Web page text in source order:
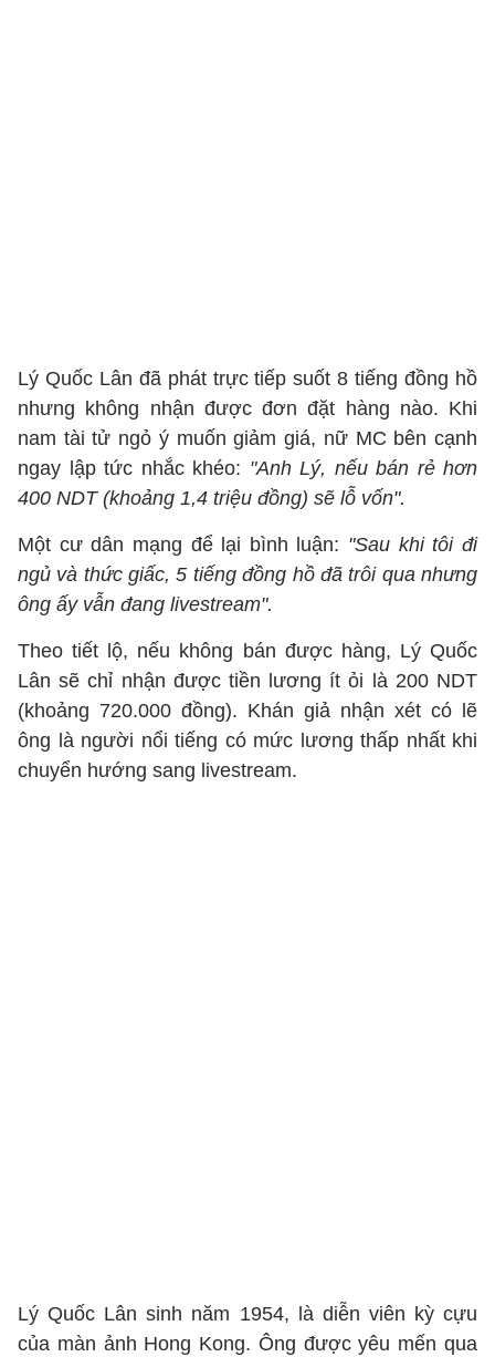
Lý Quốc Lân đã phát trực tiếp suốt 8 tiếng đồng hồ
nhưng không nhận được đơn đặt hàng nào. Khi
nam tài tử ngỏ ý muốn giảm giá, nữ MC bên cạnh
ngay lập tức nhắc khéo: "Anh Lý, nếu bán rẻ hơn
400 NDT (khoảng 1,4 triệu đồng) sẽ lỗ vốn".
Một cư dân mạng để lại bình luận: "Sau khi tôi đi
ngủ và thức giấc, 5 tiếng đồng hồ đã trôi qua nhưng
ông ấy vẫn đang livestream".
Theo tiết lộ, nếu không bán được hàng, Lý Quốc
Lân sẽ chỉ nhận được tiền lương ít ỏi là 200 NDT
(khoảng 720.000 đồng). Khán giả nhận xét có lẽ
ông là người nổi tiếng có mức lương thấp nhất khi
chuyển hướng sang livestream.
Lý Quốc Lân sinh năm 1954, là diễn viên kỳ cựu
của màn ảnh Hong Kong. Ông được yêu mến qua